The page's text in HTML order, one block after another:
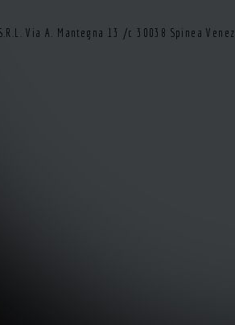
S.R.L. Via A. Mantegna 13 /c 30038 Spinea